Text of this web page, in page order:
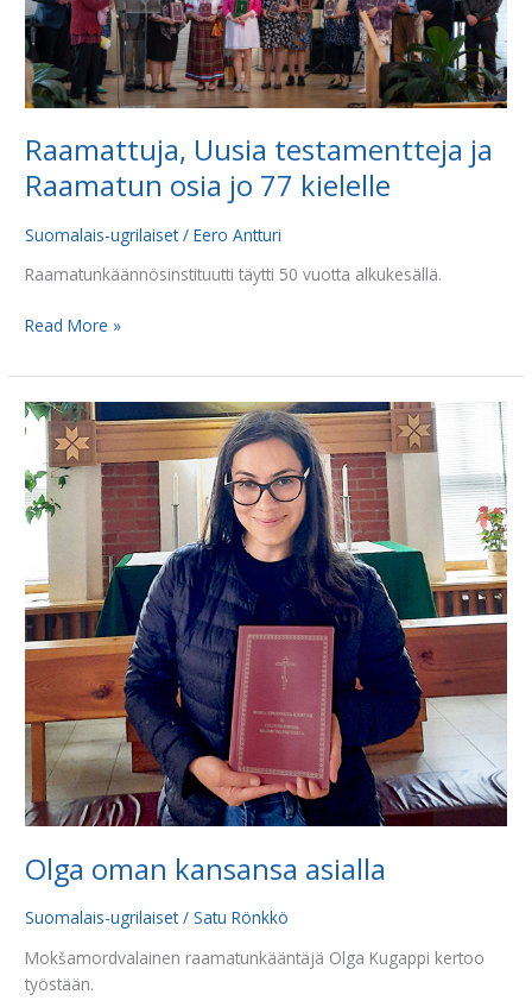
Raamattuja, Uusia testamentteja ja
Raamatun osia jo 77 kielelle
Suomalais-ugrilaiset/Eero Antturi
Raamatunkäännösinstituutti täytti 50 vuotta alkukesällä.
ja
Raamatun
osia
jo
kielelle
Read More »
Olga oman kansansa asialla
Suomalais-ugrilaiset/Satu Rönkkö
Mokšamordvalainen raamatunkääntäjä Olga Kugappi kertoo
työstään.
Olga
oman
kansansa
asialla